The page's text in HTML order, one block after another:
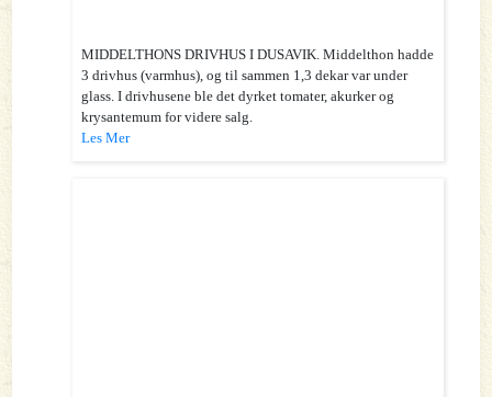
MIDDELTHONS DRIVHUS I DUSAVIK. Middelthon hadde
3 drivhus (varmhus), og til sammen 1,3 dekar var under
glass. I drivhusene ble det dyrket tomater, akurker og
krysantemum for videre salg.
Les Mer